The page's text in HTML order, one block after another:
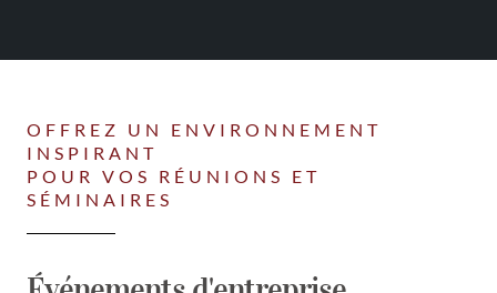
OFFREZ UN ENVIRONNEMENT
INSPIRANT
POUR VOS RÉUNIONS ET
SÉMINAIRES